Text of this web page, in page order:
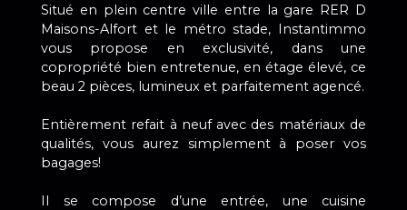
Situé en plein centre ville entre la gare RER D
Maisons-Alfort et le métro stade, Instantimmo
vous propose en exclusivité, dans une
copropriété bien entretenue, en étage élevé, ce
beau 2 pièces, lumineux et parfaitement agencé.
Entièrement refait à neuf avec des matériaux de
qualités, vous aurez simplement à poser vos
bagages!
Il se compose d’une entrée, une cuisine